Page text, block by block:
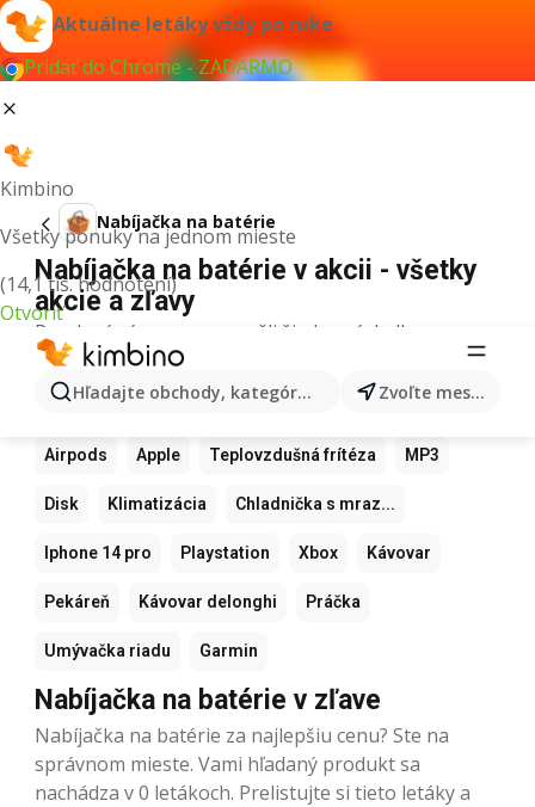
Aktuálne letáky vždy po ruke
Pridať do Chrome - ZADARMO
Kimbino
Všetky ponuky na jednom mieste
(14,1 tis. hodnotení)
Otvoriť
Hľadajte obchody, kategórie, produkty... Zvoľte mesto
Nabíjačka na batérie
Nabíjačka na batérie v akcii - všetky
akcie a zľavy
Pre daný výraz sme nenašli žiadne výsledky.
Ďalšie obľúbené produkty
Samsung Xiaomi Apple Watch
Airpods Apple Teplovzdušná frítéza MP3
Disk Klimatizácia Chladnička s mraz...
Iphone 14 pro Playstation Xbox Kávovar
Pekáreň Kávovar delonghi Práčka
Umývačka riadu Garmin
Nabíjačka na batérie v zľave
Nabíjačka na batérie za najlepšiu cenu? Ste na
správnom mieste. Vami hľadaný produkt sa
nachádza v 0 letákoch. Prelistujte si tieto letáky a